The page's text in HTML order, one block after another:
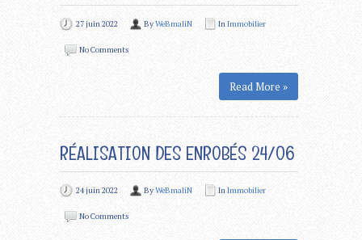
27 juin 2022 ByWeBmaliN InImmobilier
No Comments
Read More »
RÉALISATION DES ENROBÉS 24/06
24 juin 2022 ByWeBmaliN InImmobilier
No Comments